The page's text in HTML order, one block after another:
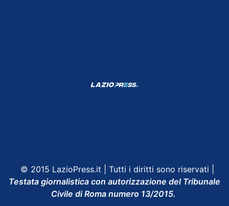
© 2015 LazioPress.it | Tutti i diritti sono riservati |
Testata giornalistica con autorizzazione del Tribunale
Civile di Roma numero 13/2015.